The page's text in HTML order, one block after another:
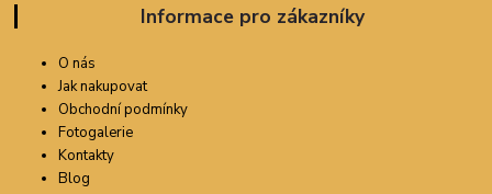
Informace pro zákazníky
O nás
Jak nakupovat
Obchodní podmínky
Fotogalerie
Kontakty
Blog